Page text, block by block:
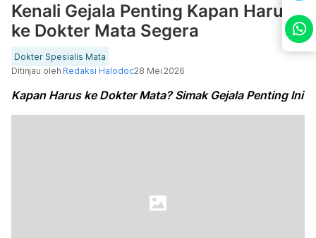
Kenali Gejala Penting Kapan Harus
ke Dokter Mata Segera
Dokter Spesialis Mata
Ditinjau oleh Redaksi Halodoc28 Mei 2026
Kapan Harus ke Dokter Mata? Simak Gejala Penting Ini